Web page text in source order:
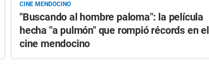
CINE MENDOCINO
"Buscando al hombre paloma": la película
hecha "a pulmón" que rompió récords en el
cine mendocino